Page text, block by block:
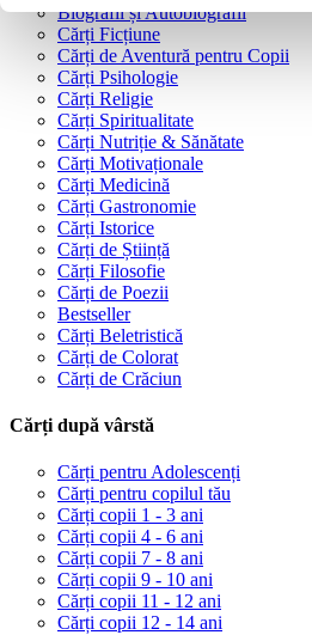
Biografii și Autobiografii
Cărți Ficțiune
Cărți de Aventură pentru Copii
Cărți Psihologie
Cărți Religie
Cărți Spiritualitate
Cărți Nutriție & Sănătate
Cărți Motivaționale
Cărți Medicină
Cărți Gastronomie
Cărți Istorice
Cărți de Știință
Cărți Filosofie
Cărți de Poezii
Bestseller
Cărți Beletristică
Cărți de Colorat
Cărți de Crăciun
Cărți după vârstă
Cărți pentru Adolescenți
Cărți pentru copilul tău
Cărți copii 1 - 3 ani
Cărți copii 4 - 6 ani
Cărți copii 7 - 8 ani
Cărți copii 9 - 10 ani
Cărți copii 11 - 12 ani
Cărți copii 12 - 14 ani